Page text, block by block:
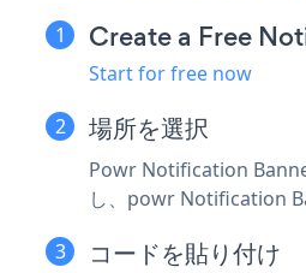
Create a Free
Start for free now
場所を選択
Powr Notification
し、powr Notification
コードを貼り付け